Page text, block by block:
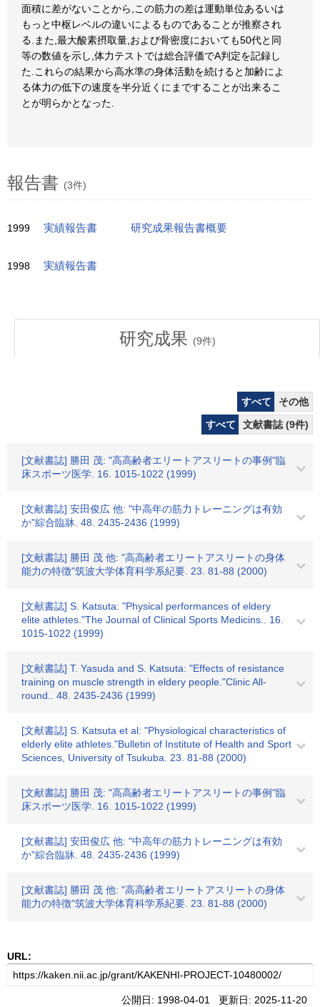
面積に差がないことから,この筋力の差は運動単位あるいは
もっと中枢レベルの違いによるものであることが推察され
る.また,最大酸素摂取量,および骨密度においても50代と同
等の数値を示し,体力テストでは総合評価でA判定を記録し
た.これらの結果から高水準の身体活動を続けると加齢によ
る体力の低下の速度を半分近くにまですることが出来るこ
とが明らかとなった.
報告書 (3件)
1999 実績報告書 研究成果報告書概要
1998 実績報告書
研究成果 (9件)
すべて
その他
すべて
文献書誌 (9件)
[文献書誌] 勝田 茂: "高高齢者エリートアスリートの事例"臨
床スポーツ医学. 16. 1015-1022 (1999)
[文献書誌] 安田俊広 他: "中高年の筋力トレーニングは有効
か"綜合臨牀. 48. 2435-2436 (1999)
[文献書誌] 勝田 茂 他: "高高齢者エリートアスリートの身体
能力の特徴"筑波大学体育科学系紀要. 23. 81-88 (2000)
[文献書誌] S. Katsuta: "Physical performances of eldery
elite athletes."The Journal of Clinical Sports Medicins.. 16.
1015-1022 (1999)
[文献書誌] T. Yasuda and S. Katsuta: "Effects of resistance
training on muscle strength in eldery people."Clinic All-
round.. 48. 2435-2436 (1999)
[文献書誌] S. Katsuta et al: "Physiological characteristics of
elderly elite athletes."Bulletin of Institute of Health and Sport
Sciences, University of Tsukuba. 23. 81-88 (2000)
[文献書誌] 勝田 茂: "高高齢者エリートアスリートの事例"臨
床スポーツ医学. 16. 1015-1022 (1999)
[文献書誌] 安田俊広 他: "中高年の筋力トレーニングは有効
か"綜合臨牀. 48. 2435-2436 (1999)
[文献書誌] 勝田 茂 他: "高高齢者エリートアスリートの身体
能力の特徴"筑波大学体育科学系紀要. 23. 81-88 (2000)
URL:
公開日: 1998-04-01 更新日: 2025-11-20